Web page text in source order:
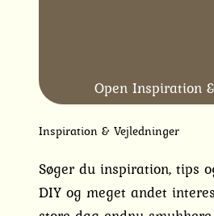
Open Inspiration
Inspiration & Vejledninger
Søger du inspiration, tips
DIY og meget andet